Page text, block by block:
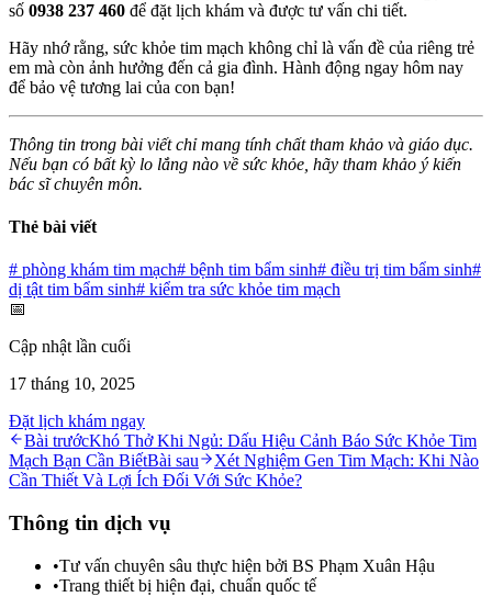
số 0938 237 460 để đặt lịch khám và được tư vấn chi tiết.
Hãy nhớ rằng, sức khỏe tim mạch không chỉ là vấn đề của riêng trẻ
em mà còn ảnh hưởng đến cả gia đình. Hành động ngay hôm nay
để bảo vệ tương lai của con bạn!
Thông tin trong bài viết chỉ mang tính chất tham khảo và giáo dục.
Nếu bạn có bất kỳ lo lắng nào về sức khỏe, hãy tham khảo ý kiến
bác sĩ chuyên môn.
Thẻ bài viết
# phòng khám tim mạch# bệnh tim bẩm sinh# điều trị tim bẩm sinh#
dị tật tim bẩm sinh# kiểm tra sức khỏe tim mạch
📅
Cập nhật lần cuối
17 tháng 10, 2025
Đặt lịch khám ngay
Bài trướcKhó Thở Khi Ngủ: Dấu Hiệu Cảnh Báo Sức Khỏe Tim
Mạch Bạn Cần BiếtBài sau
Xét Nghiệm Gen Tim Mạch: Khi Nào
Cần Thiết Và Lợi Ích Đối Với Sức Khỏe?
Thông tin dịch vụ
•Tư vấn chuyên sâu thực hiện bởi BS Phạm Xuân Hậu
•Trang thiết bị hiện đại, chuẩn quốc tế